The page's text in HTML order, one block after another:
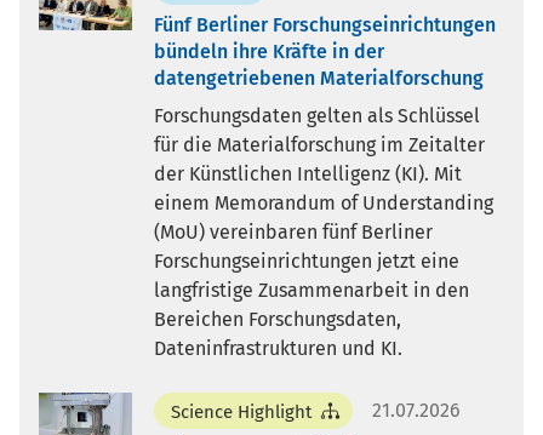
Fünf Berliner Forschungseinrichtungen
bündeln ihre Kräfte in der
datengetriebenen Materialforschung
Forschungsdaten gelten als Schlüssel
für die Materialforschung im Zeitalter
der Künstlichen Intelligenz (KI). Mit
einem Memorandum of Understanding
(MoU) vereinbaren fünf Berliner
Forschungseinrichtungen jetzt eine
langfristige Zusammenarbeit in den
Bereichen Forschungsdaten,
Dateninfrastrukturen und KI.
Science Highlight
21.07.2026